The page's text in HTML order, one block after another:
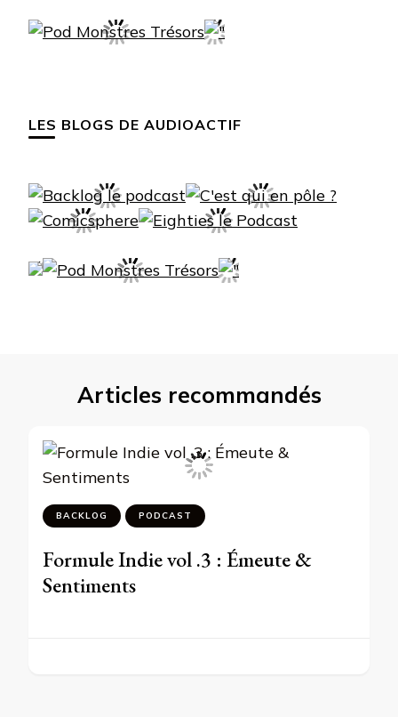
LES BLOGS DE AUDIOACTIF
Articles recommandés
BACKLOG PODCAST
Formule Indie vol .3 : Émeute &
Sentiments